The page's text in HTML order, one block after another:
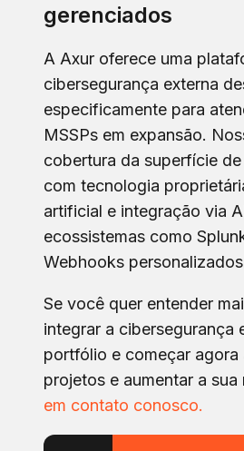
gerenciados
A Axur oferece uma
cibersegurança externa
especificamente para
MSSPs em expansão.
cobertura da superfície
com tecnologia
artificial e integração via
ecossistemas como
Webhooks
Se você quer entender
integrar a cibersegurança
portfólio e começar agora
projetos e aumentar a sua
em contato conosco.